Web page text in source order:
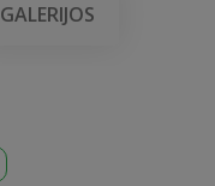
GALERIJOS